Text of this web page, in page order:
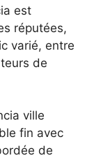
est
réputées,
varié, entre
de
ville
fin avec
de